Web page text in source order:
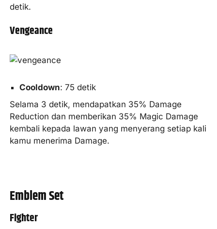
detik.
Vengeance
Cooldown: 75 detik
Selama 3 detik, mendapatkan 35% Damage
Reduction dan memberikan 35% Magic Damage
kembali kepada lawan yang menyerang setiap kali
kamu menerima Damage.
Emblem Set
Fighter